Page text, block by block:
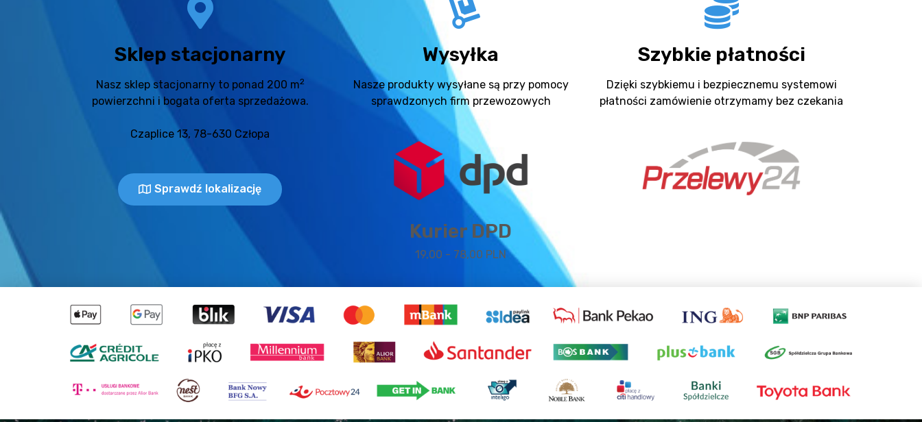
Sklep stacjonarny
Nasz sklep stacjonarny to ponad 200 m2
powierzchni i bogata oferta sprzedażowa.
Czaplice 13, 78-630 Człopa
Sprawdź lokalizację
Wysyłka
Nasze produkty wysyłane są przy pomocy
sprawdzonych firm przewozowych
Kurier DPD
19,00 - 78,00 PLN
Szybkie płatności
Dzięki szybkiemu i bezpiecznemu systemowi
płatności zamówienie otrzymamy bez czekania